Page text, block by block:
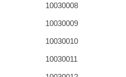
10030008
10030009
10030010
10030011